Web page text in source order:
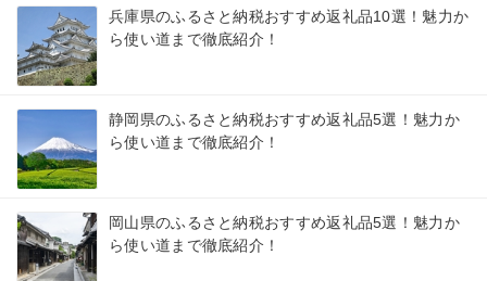
兵庫県のふるさと納税おすすめ返礼品10選！魅力か
ら使い道まで徹底紹介！
静岡県のふるさと納税おすすめ返礼品5選！魅力か
ら使い道まで徹底紹介！
岡山県のふるさと納税おすすめ返礼品5選！魅力か
ら使い道まで徹底紹介！